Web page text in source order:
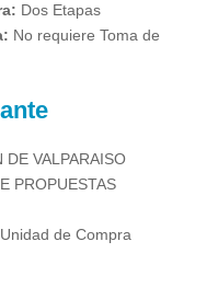
Dos Etapas
No requiere Toma de
DE VALPARAISO
PROPUESTAS
de Compra